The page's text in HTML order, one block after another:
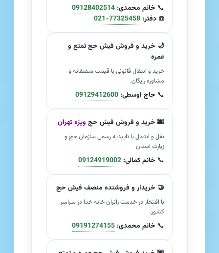
📞 خانم محمدی: 09128402514
☎️ دفتر: 021-77325458
🌙 خرید و فروش فیش حج تمتع و
عمره
خرید و انتقال قانونی با قیمت منصفانه و
مشاوره رایگان.
📞 حاج اوسطی: 09129412600
🌆 خرید و فروش فیش حج ویژه تهران
نقل و انتقال با تاییدیه رسمی سازمان حج و
زیارت استان
📞 خانم کمالی: 09124919002
🤝 خریدار و فروشنده منصف فیش حج
با افتخار در خدمت زائران خانه خدا در سراسر
کشور.
📞 خانم محمدی: 09191274155